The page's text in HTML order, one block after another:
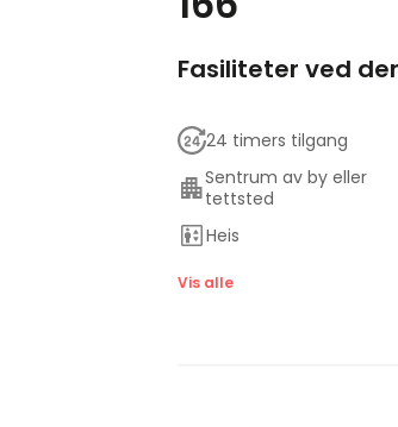
Fasiliteter ved
24 timers tilgang
Sentrum av by eller
tettsted
Heis
Møterom
Vis alle